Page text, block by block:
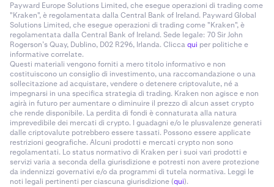
Payward Europe Solutions Limited, che esegue operazioni di trading come
"Kraken", è regolamentata dalla Central Bank of Ireland. Payward Global
Solutions Limited, che esegue operazioni di trading come "Kraken", è
regolamentata dalla Central Bank of Ireland. Sede legale: 70 Sir John
Rogerson’s Quay, Dublino, D02 R296, Irlanda. Cliccaqui per politiche e
informative correlate.
Questi materiali vengono forniti a mero titolo informativo e non
costituiscono un consiglio di investimento, una raccomandazione o una
sollecitazione ad acquistare, vendere o detenere criptovalute, né a
impegnarsi in una specifica strategia di trading. Kraken non agisce e non
agirà in futuro per aumentare o diminuire il prezzo di alcun asset crypto
che rende disponibile. La perdita di fondi è connaturata alla natura
imprevedibile dei mercati di crypto. I guadagni e/o le plusvalenze generati
dalle criptovalute potrebbero essere tassati. Possono essere applicate
restrizioni geografiche. Alcuni prodotti e mercati crypto non sono
regolamentati. Lo status normativo di Kraken per i suoi vari prodotti e
servizi varia a seconda della giurisdizione e potresti non avere protezione
da indennizzi governativi e/o da programmi di tutela normativa. Leggi le
noti legali pertinenti per ciascuna giurisdizione (qui).